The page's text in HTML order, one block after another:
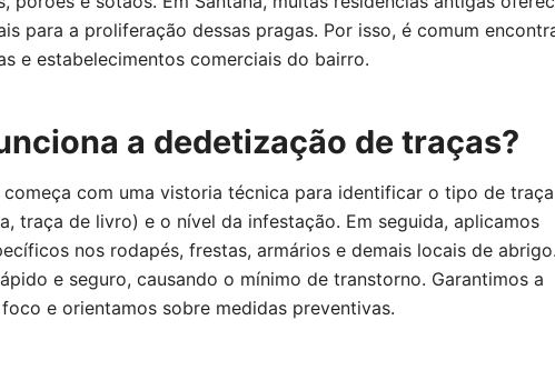
para a proliferação dessas pragas. Por isso, é comum
e estabelecimentos comerciais do bairro.
a dedetização de traças?
começa com uma vistoria técnica para identificar o tipo de traça
traça de livro) e o nível da infestação. Em seguida, aplicamos
nos rodapés, frestas, armários e demais locais de
e seguro, causando o mínimo de transtorno. Garantimos a
e orientamos sobre medidas preventivas.